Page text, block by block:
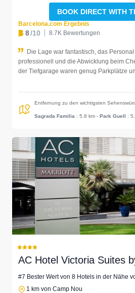
BOOK DIRECT WITH
Barcelona.com Ergebnis
8/10 8.7K Bewertungen
Die Lage war fantastisch, das
professionell und die Abwicklung beim
der Tiefgarage waren genug Parkplätze
Entfernung zu den wichtigsten
Sagrada Familia : 5.8 km - Park Guell :
AC Hotel Victoria Suites
#7 Bester Wert von 8 Hotels in der Nähe
1 km von Camp Nou